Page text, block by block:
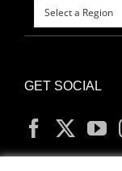
GET SOCIAL